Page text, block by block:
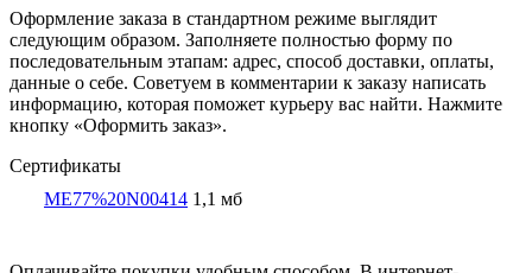
Оформление заказа в стандартном режиме выглядит
следующим образом. Заполняете полностью форму по
последовательным этапам: адрес, способ доставки, оплаты,
данные о себе. Советуем в комментарии к заказу написать
информацию, которая поможет курьеру вас найти. Нажмите
кнопку «Оформить заказ».
Сертификаты
ME77%20N00414 1,1 мб